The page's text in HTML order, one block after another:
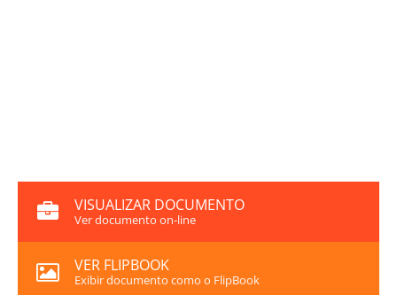
VISUALIZAR DOCUMENTO
Ver documento on-line
VER FLIPBOOK
Exibir documento como o FlipBook